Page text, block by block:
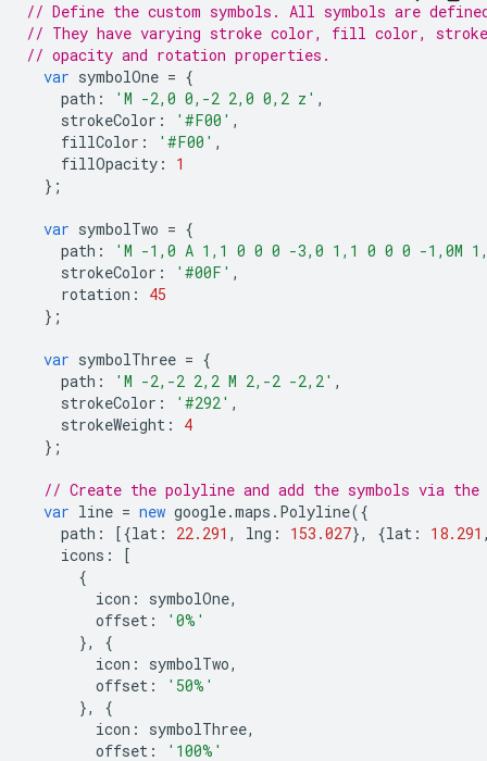
// Define the custom symbols. All symbols are
// They have varying stroke color, fill color,
// opacity and rotation properties.
var symbolOne = {
path : 'M -2,0 0,-2 2,0 0,2 z' ,
strokeColor : '#F00' ,
fillColor : '#F00' ,
fillOpacity :
1
};
var symbolTwo = {
path :
'M -1,0 A 1,1 0 0 0 -3,0 1,1 0 0 0 -1,0M
strokeColor : '#00F' ,
rotation :
45
};
var symbolThree = {
path : 'M -2,-2 2,2 M 2,-2 -2,2' ,
strokeColor : '#292' ,
strokeWeight :
4
};
// Create the polyline and add the symbols via
var line = new google.maps . Polyline({
path : [{lat : 22.291 , lng : 153.027}, {lat : 18.291
icons :
[
{
icon : symbolOne,
offset :
'0%'
},
{
icon : symbolTwo,
offset :
'50%'
},
{
icon : symbolThree,
offset : '100%'